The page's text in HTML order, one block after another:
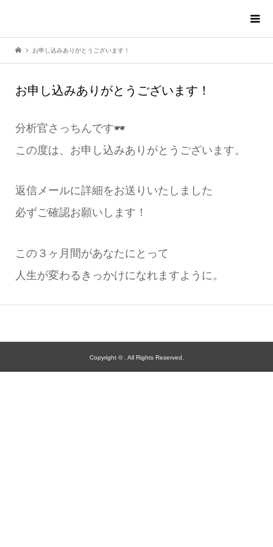
お申し込みありがとうございます！
お申し込みありがとうございます！
分析官さっちんです🕶
この度は、お申し込みありがとうございます。
返信メールに詳細をお送りいたしました
必ずご確認お願いします！
この３ヶ月間があなたにとって
人生が変わるきっかけになれますように。
Copyright ©. All Rights Reserved.